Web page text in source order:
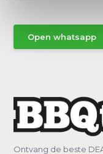
Open whatsapp
Ontvang de beste